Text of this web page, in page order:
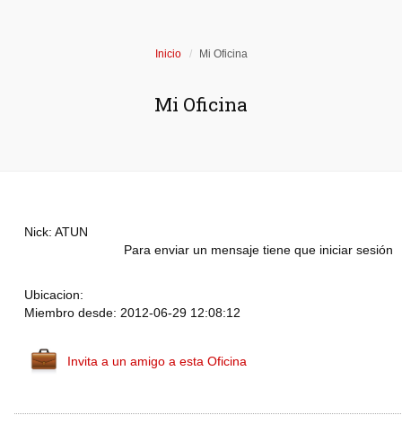
Inicio Mi Oficina
Mi Oficina
Nick: ATUN
Para enviar un mensaje tiene que iniciar sesión
Ubicacion:
Miembro desde: 2012-06-29 12:08:12
Invita a un amigo a esta Oficina